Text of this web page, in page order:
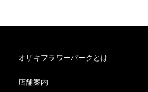
オザキフラワーパークとは
店舗案内